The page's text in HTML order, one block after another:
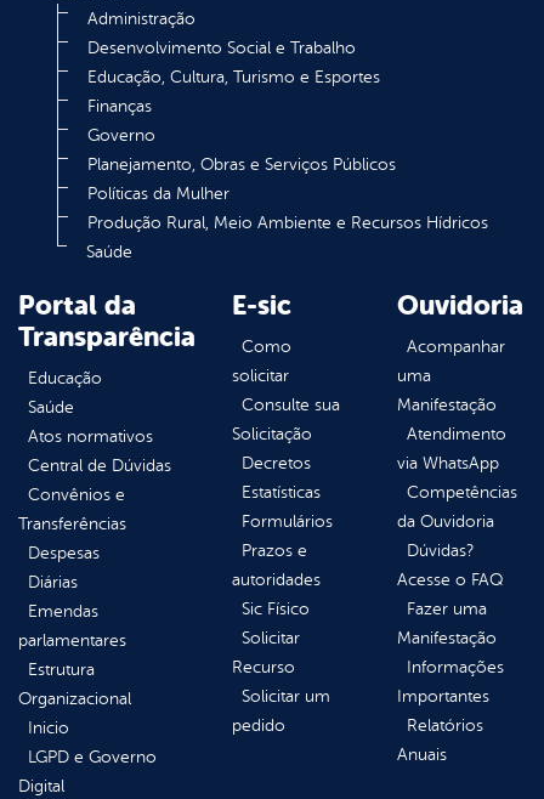
Administração
Desenvolvimento Social e Trabalho
Educação, Cultura, Turismo e Esportes
Finanças
Governo
Planejamento, Obras e Serviços Públicos
Políticas da Mulher
Produção Rural, Meio Ambiente e Recursos Hídricos
Saúde
Portal da
Transparência
Educação
Saúde
Atos normativos
Central de Dúvidas
Convênios e
Transferências
Despesas
Diárias
Emendas
parlamentares
Estrutura
Organizacional
Inicio
LGPD e Governo
Digital
E-sic
Como
solicitar
Consulte sua
Solicitação
Decretos
Estatísticas
Formulários
Prazos e
autoridades
Sic Físico
Solicitar
Recurso
Solicitar um
pedido
Ouvidoria
Acompanhar
uma
Manifestação
Atendimento
via WhatsApp
Competências
da Ouvidoria
Dúvidas?
Acesse o FAQ
Fazer uma
Manifestação
Informações
Importantes
Relatórios
Anuais